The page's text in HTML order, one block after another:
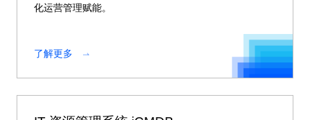
化运营管理赋能。
了解更多